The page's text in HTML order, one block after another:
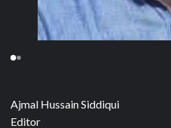
Ajmal Hussain Siddiqui
Editor